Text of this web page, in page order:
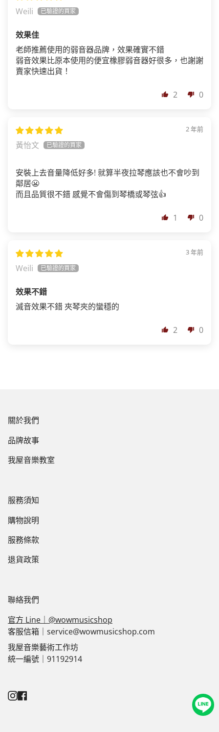
Weili
效果佳
老師推薦使用的弱音器品牌，效果確實不錯
弱音效果比原本使用的便宜橡膠弱音器好很多，也謝謝
賣家快速出貨！
2 0
2 年前
黃怡文
安裝上去音量降低好多! 就算半夜拉琴應該也不會吵到
鄰居😬
而且品質很不錯 感覺不會傷到琴橋或琴弦👍
1 0
3 年前
Weili
效果不錯
滅音效果不錯 夾琴夾的蠻穩的
2 0
關於我們
品牌故事
我屋音樂教室
服務須知
購物說明
服務條款
退貨政策
聯絡我們
官方 Line｜@wowmusicshop
客服信箱｜service@wowmusicshop.com
我屋音樂藝術工作坊
統一編號｜91192914
Instagram